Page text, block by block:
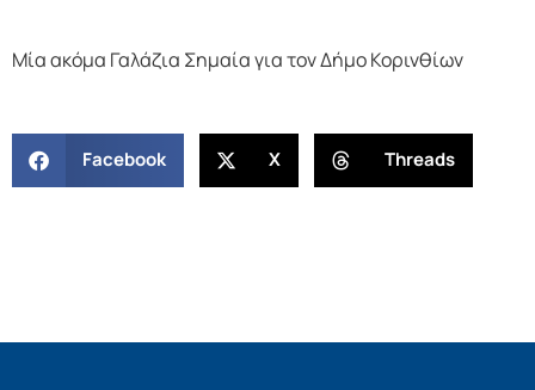
Μία ακόμα Γαλάζια Σημαία για τον Δήμο Κορινθίων
Facebook X Threads